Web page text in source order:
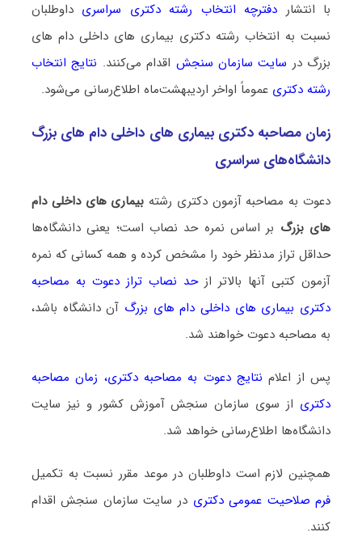
با انتشار دفترچه انتخاب رشته دکتری سراسری داوطلبان
نسبت به انتخاب رشته دکتری بیماری ‌های داخلی دام‌ های
بزرگ در سایت سازمان سنجش اقدام می‌کنند. نتایج انتخاب
رشته دکتری عموماً اواخر اردیبهشت‌ماه اطلاع‌رسانی می‌شود.
زمان مصاحبه دکتری بیماری ‌های داخلی دام‌ های بزرگ
دانشگاه‌های سراسری
دعوت به مصاحبه آزمون دکتری رشته بیماری ‌های داخلی دام‌
های بزرگ بر اساس نمره حد نصاب است؛ یعنی دانشگاه‌ها
حداقل تراز مدنظر خود را مشخص کرده و همه کسانی که نمره
آزمون کتبی آنها بالاتر ازحد نصاب تراز دعوت به مصاحبه
دکتری بیماری ‌های داخلی دام‌ های بزرگ آن دانشگاه باشد،
به مصاحبه دعوت خواهند شد.
پس از اعلام نتایج دعوت به مصاحبه دکتری، زمان مصاحبه
دکتری از سوی سازمان سنجش آموزش کشور و نیز سایت
دانشگاه‌ها اطلاع‌رسانی خواهد شد.
همچنین لازم است داوطلبان در موعد مقرر نسبت به تکمیل
فرم صلاحیت عمومی دکتری در سایت سازمان سنجش اقدام
کنند.